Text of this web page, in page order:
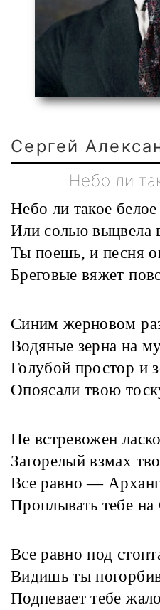
Сергей
Небо ли
Небо ли такое белое
Или солью выцвела
Ты поешь, и песня
Бреговые вяжет
Синим жерновом
Водяные зерна на
Голубой простор и
Опоясали твою
Не встревожен
Загорелый взмах
Все равно —
Проплывать тебе на
Все равно под
Видишь ты
Подпевает тебе